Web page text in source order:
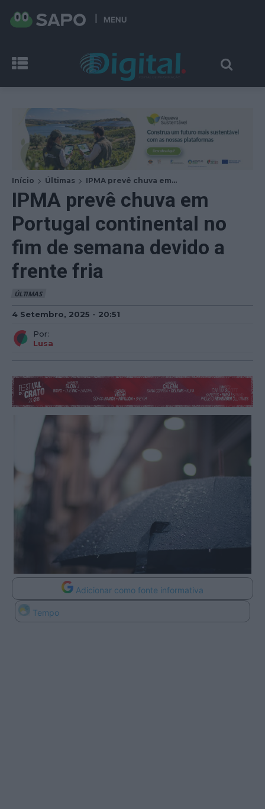
MENU
Início Últimas IPMA prevê chuva em...
IPMA prevê chuva em
Portugal continental no
fim de semana devido a
frente fria
ÚLTIMAS
4 Setembro, 2025 - 20:51
Por:
Lusa
Adicionar como fonte informativa
Tempo